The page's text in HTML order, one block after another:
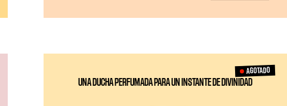
AGOTADO
UNA DUCHA PERFUMADA PARA UN INSTANTE DE DIVINIDAD